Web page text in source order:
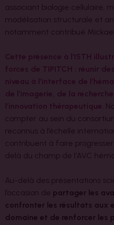
associant biologie cellulaire,
modélisation structurale et
notamment contribué Mickael
.
compter au sein du
reconnus à l’échelle
contribuent à faire
delà du champ de l’AVC
Au-delà des présentations
l’occasion de partager les
confronter les résultats aux
domaine et de renforcer les